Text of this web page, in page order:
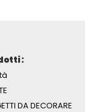
:
DA DECORARE